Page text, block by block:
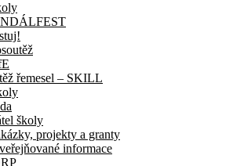
řemesel – SKILL
školy
projekty a granty
informace